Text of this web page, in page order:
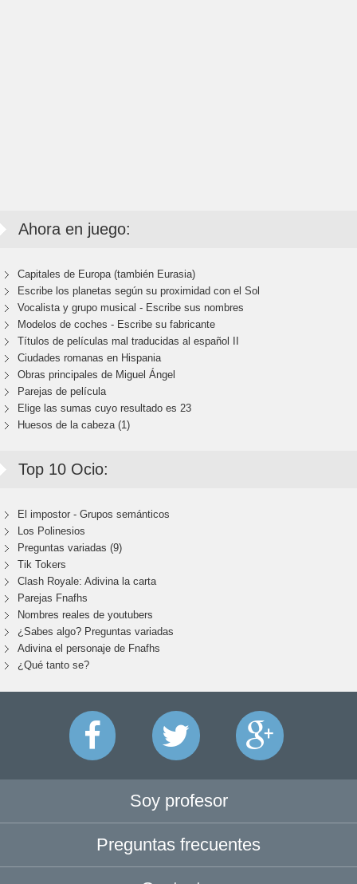
Ahora en juego:
Capitales de Europa (también Eurasia)
Escribe los planetas según su proximidad con el Sol
Vocalista y grupo musical - Escribe sus nombres
Modelos de coches - Escribe su fabricante
Títulos de películas mal traducidas al español II
Ciudades romanas en Hispania
Obras principales de Miguel Ángel
Parejas de película
Elige las sumas cuyo resultado es 23
Huesos de la cabeza (1)
Top 10 Ocio:
El impostor - Grupos semánticos
Los Polinesios
Preguntas variadas (9)
Tik Tokers
Clash Royale: Adivina la carta
Parejas Fnafhs
Nombres reales de youtubers
¿Sabes algo? Preguntas variadas
Adivina el personaje de Fnafhs
¿Qué tanto se?
Soy profesor
Preguntas frecuentes